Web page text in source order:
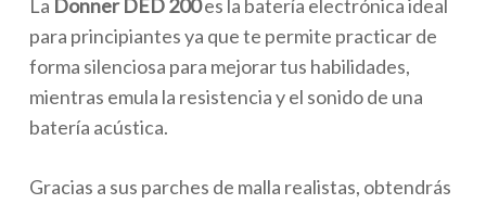
La Donner DED 200es la batería electrónica ideal
para principiantes ya que te permite practicar de
forma silenciosa para mejorar tus habilidades,
mientras emula la resistencia y el sonido de una
batería acústica.
Gracias a sus parches de malla realistas, obtendrás